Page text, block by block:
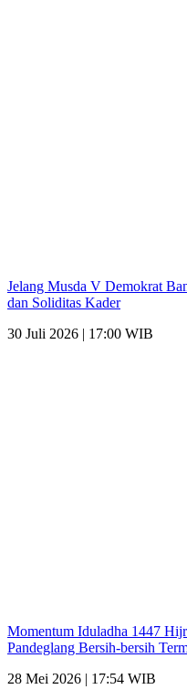
Jelang Musda V Demokrat
dan Soliditas Kader
30 Juli 2026 | 17:00 WIB
Momentum Iduladha 1447
Pandeglang Bersih-bersih
28 Mei 2026 | 17:54 WIB